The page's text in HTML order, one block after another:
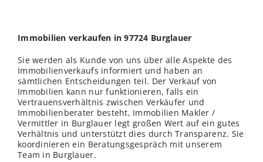
Immobilien verkaufen in 97724 Burglauer
Sie werden als Kunde von uns über alle Aspekte des
Immobilienverkaufs informiert und haben an
sämtlichen Entscheidungen teil. Der Verkauf von
Immobilien kann nur funktionieren, falls ein
Vertrauensverhältnis zwischen Verkäufer und
Immobilienberater besteht, Immobilien Makler /
Vermittler in Burglauer legt großen Wert auf ein gutes
Verhältnis und unterstützt dies durch Transparenz. Sie
koordinieren ein Beratungsgespräch mit unserem
Team in Burglauer.